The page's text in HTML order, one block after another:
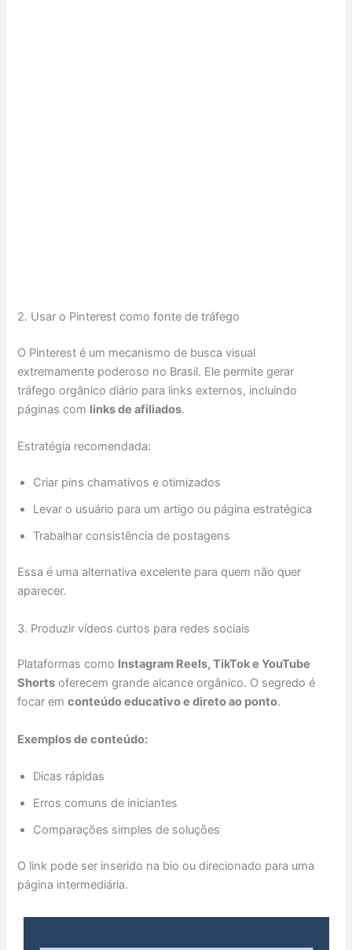
2. Usar o Pinterest como fonte de tráfego
O Pinterest é um mecanismo de busca visual
extremamente poderoso no Brasil. Ele permite gerar
tráfego orgânico diário para links externos, incluindo
páginas com links de afiliados.
Estratégia recomendada:
Criar pins chamativos e otimizados
Levar o usuário para um artigo ou página estratégica
Trabalhar consistência de postagens
Essa é uma alternativa excelente para quem não quer
aparecer.
3. Produzir vídeos curtos para redes sociais
Plataformas como Instagram Reels, TikTok e YouTube
Shorts oferecem grande alcance orgânico. O segredo é
focar emconteúdo educativo e direto ao ponto.
Exemplos de conteúdo:
Dicas rápidas
Erros comuns de iniciantes
Comparações simples de soluções
O link pode ser inserido na bio ou direcionado para uma
página intermediária.